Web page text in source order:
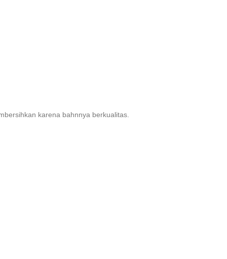
karena bahnnya berkualitas.